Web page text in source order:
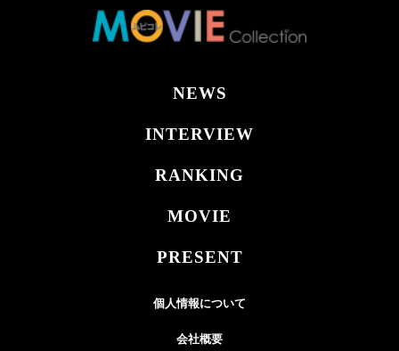
NEWS
INTERVIEW
RANKING
MOVIE
PRESENT
個人情報について
会社概要